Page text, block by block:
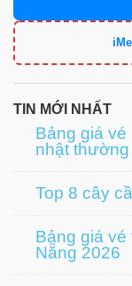
TIN MỚI NHẤT
Bảng giá vé
nhật
Top 8 cây
Bảng giá
Nẵng 2026